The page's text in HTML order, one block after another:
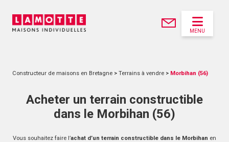
MENU
Constructeur de maisons en Bretagne > Terrains à vendre > Morbihan (56)
Acheter un terrain constructible
dans le Morbihan (56)
Vous souhaitez faire l’achat d’un terrain constructible dans le Morbihan en